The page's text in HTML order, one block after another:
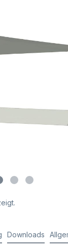
Downloads